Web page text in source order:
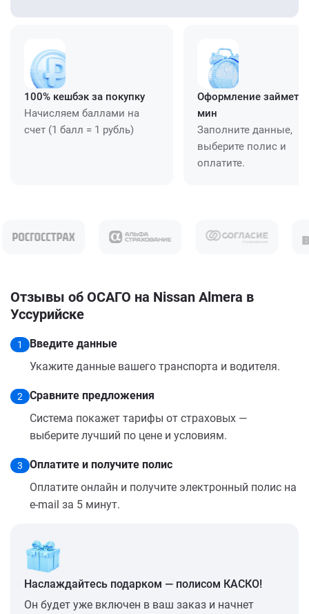
100% кешбэк за покупку
Начисляем баллами на
счет (1 балл = 1 рубль)
Оформление займет
мин
Заполните данные,
выберите полис и
оплатите.
Отзывы об ОСАГО на Nissan Almera в
Уссурийске
1
Введите данные
Укажите данные вашего транспорта и водителя.
2
Сравните предложения
Система покажет тарифы от страховых —
выберите лучший по цене и условиям.
3
Оплатите и получите полис
Оплатите онлайн и получите электронный полис на
e-mail за 5 минут.
Наслаждайтесь подарком — полисом КАСКО!
Он будет уже включен в ваш заказ и начнет